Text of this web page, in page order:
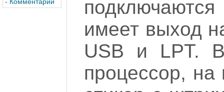
имеет выход
USB и LPT.
процессор,